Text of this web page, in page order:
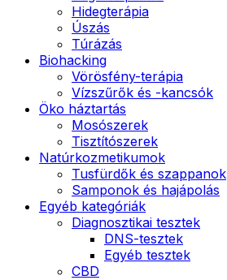
Hidegterápia
Úszás
Túrázás
Biohacking
Vörösfény-terápia
Vízszűrők és -kancsók
Öko háztartás
Mosószerek
Tisztítószerek
Natúrkozmetikumok
Tusfürdők és szappanok
Samponok és hajápolás
Egyéb kategóriák
Diagnosztikai tesztek
DNS-tesztek
Egyéb tesztek
CBD